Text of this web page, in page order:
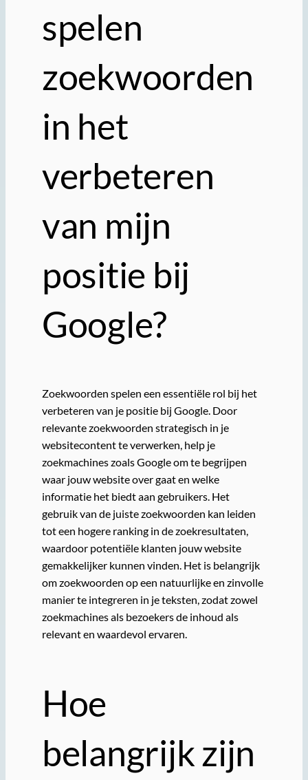
spelen
zoekwoorden
in het
verbeteren
van mijn
positie bij
Google?
Zoekwoorden spelen een essentiële rol bij het
verbeteren van je positie bij Google. Door
relevante zoekwoorden strategisch in je
websitecontent te verwerken, help je
zoekmachines zoals Google om te begrijpen
waar jouw website over gaat en welke
informatie het biedt aan gebruikers. Het
gebruik van de juiste zoekwoorden kan leiden
tot een hogere ranking in de zoekresultaten,
waardoor potentiële klanten jouw website
gemakkelijker kunnen vinden. Het is belangrijk
om zoekwoorden op een natuurlijke en zinvolle
manier te integreren in je teksten, zodat zowel
zoekmachines als bezoekers de inhoud als
relevant en waardevol ervaren.
Hoe
belangrijk zijn